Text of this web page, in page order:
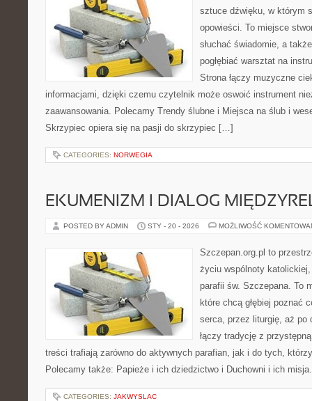
sztuce dźwięku, w którym
opowieści. To miejsce
słuchać świadomie, a
pogłębiać warsztat na
Strona łączy muzyczne
informacjami, dzięki czemu czytelnik może oswoić instrument
zaawansowania. Polecamy Trendy ślubne i Miejsca na ślub i
Skrzypiec opiera się na pasji do skrzypiec […]
CATEGORIES: NORWEGIA
EKUMENIZM I DIALOG
POSTED BY ADMIN STY - 20 - 2026 MOŻLIWOŚĆ
Szczepan.org.pl to
życiu wspólnoty
parafii św. Szczepana. To
które chcą głębiej poznać
serca, przez liturgię, aż po
łączy tradycję z
treści trafiają zarówno do aktywnych parafian, jak i do tych,
Polecamy także: Papieże i ich dziedzictwo i Duchowni i ich
CATEGORIES: JAKWYSLAC